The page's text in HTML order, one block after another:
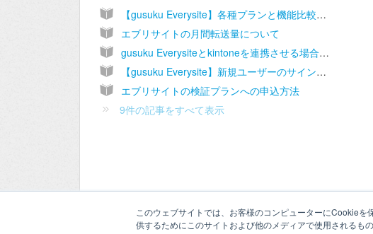
このウェブサイトでは、お客様のコンピューターにCookie
供するためにこのサイトおよび他のメディアで使用されるも
【gusuku Everysite】各種プランと機能比較一覧
エブリサイトの月間転送量について
gusuku Everysiteとkintoneを連携させる場合の社内ユーザーの扱い
【gusuku Everysite】新規ユーザーのサインアップ方法
エブリサイトの検証プランへの申込方法
9件の記事をすべて表示